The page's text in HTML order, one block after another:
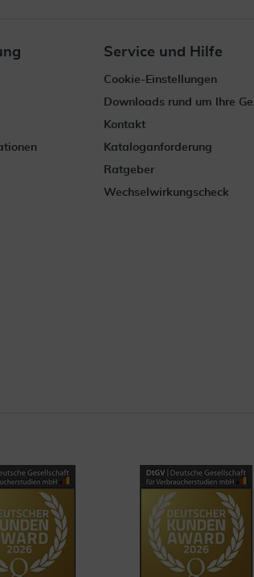
Service und Hilfe
Cookie-Einstellungen
Downloads rund um Ihre
Kontakt
Kataloganforderung
Ratgeber
Wechselwirkungscheck